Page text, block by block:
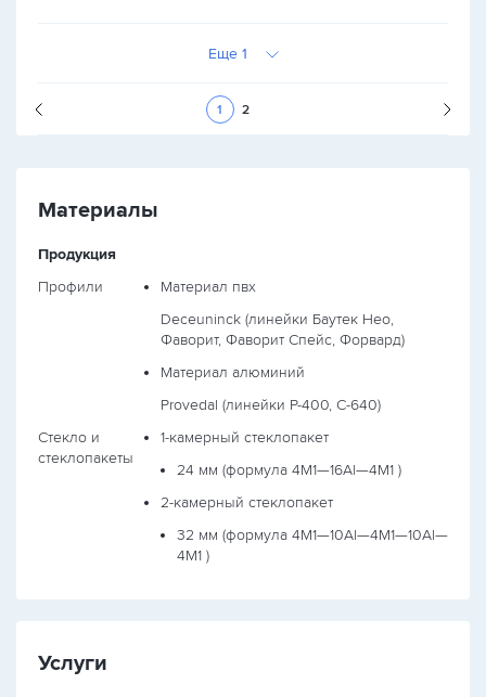
Еще 1
1 2
Следующая
Материалы
Продукция
Профили
Материал пвх
Deceuninck (линейки Баутек Нео,
Фаворит, Фаворит Спейс, Форвард)
Материал алюминий
Provedal (линейки P-400, С-640)
Стекло и
стеклопакеты
1-камерный стеклопакет
24 мм (формула 4М1—16Al—4М1 )
2-камерный стеклопакет
32 мм (формула 4М1—10Al—4М1—10Al—
4М1 )
Услуги